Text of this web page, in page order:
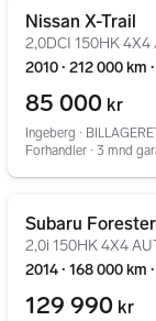
Nissan X-Trail
2010 ∙ 212 000 km
85 000 kr
Ingeberg ∙
Forhandler ∙ 3 mnd
Subaru Forester
2014 ∙ 168 000 km
129 990 kr